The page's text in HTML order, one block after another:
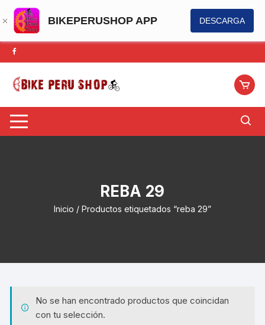
BIKEPERUSHOP APP DESCARGA
Saltar
al
contenido
REBA 29
Inicio / Productos etiquetados “reba 29”
No se han encontrado productos que coincidan
con tu selección.